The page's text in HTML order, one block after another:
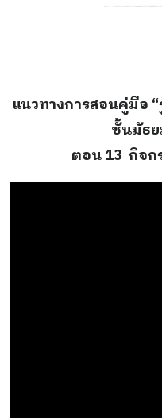
แนวทางการสอนคู่มือ
ชั้นมัธ
ตอน 13 กิจก